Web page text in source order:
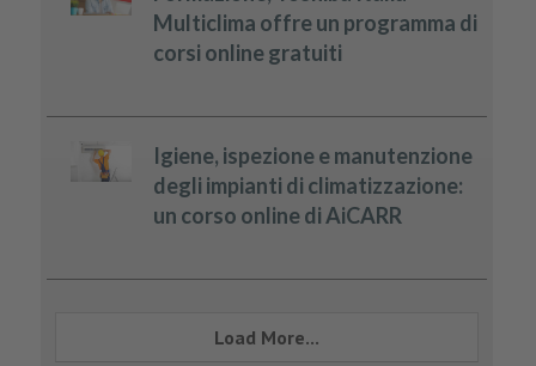
Multiclima offre un programma di
corsi online gratuiti
Igiene, ispezione e manutenzione
degli impianti di climatizzazione:
un corso online di AiCARR
Load More...